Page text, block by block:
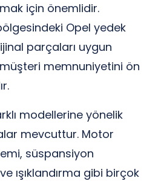
için önemlidir.
Opel yedek
parçaları uygun
memnuniyetini ön
modellerine yönelik
mevcuttur. Motor
süspansiyon
ışıklandırma gibi birçok